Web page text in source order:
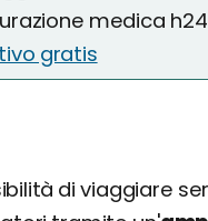
medica
gratis
di viaggiare